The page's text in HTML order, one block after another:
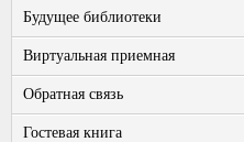
Будущее библиотеки
Виртуальная приемная
Обратная связь
Гостевая книга